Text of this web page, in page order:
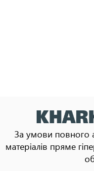
За умови повного
матеріалів пряме